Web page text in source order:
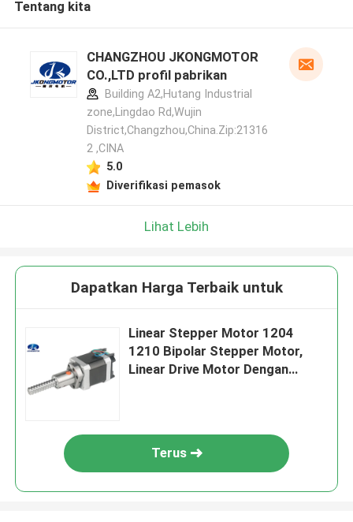
Tentang kita
CHANGZHOU JKONGMOTOR
CO.,LTD profil pabrikan
Building A2,Hutang Industrial
zone,Lingdao Rd,Wujin
District,Changzhou,China.Zip:21316
2 ,CINA
5.0
Diverifikasi pemasok
Lihat Lebih
Dapatkan Harga Terbaik untuk
Linear Stepper Motor 1204
1210 Bipolar Stepper Motor,
Linear Drive Motor Dengan
Terus